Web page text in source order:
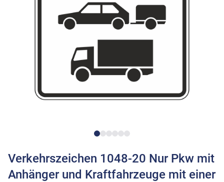
Verkehrszeichen 1048-20 Nur Pkw mit
Anhänger und Kraftfahrzeuge mit einer